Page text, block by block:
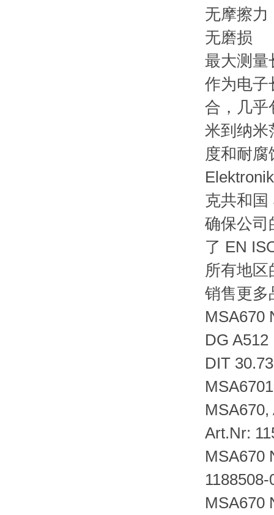
无摩擦力
无磨损
最大测量
作为电子
合，几乎
米到纳米
度和耐
克共和国
确保公司
了 EN
所有地
销售更多
MSA670
DG A512
DIT 30.73
MSA670,
Art.Nr:
MSA670
1188508-
MSA670